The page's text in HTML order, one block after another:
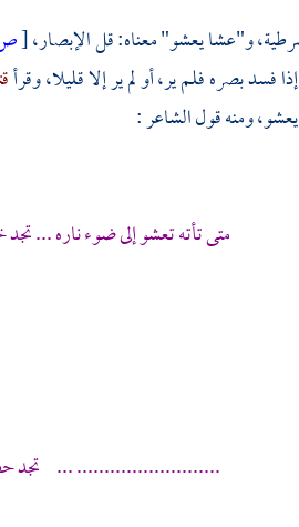
و"عشا يعشو" معناه: قل الإبصار،[
بصره فلم ير، أو لم ير إلا قليلا، وقرأ
ومنه قول الشاعر :
متى تأته تعشو إلى ضوء ناره ...
.......................... ... تجد